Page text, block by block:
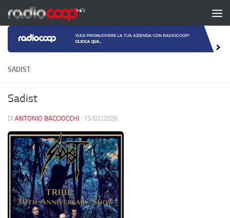
Salta al contenuto
SADIST
Sadist
DI ANTONIO BACCIOCCHI · 13/02/2026